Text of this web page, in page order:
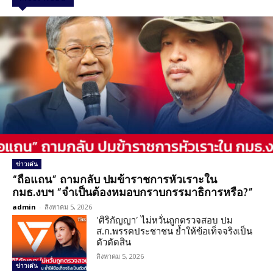
ข่าวเด่น
“ถือแถน” ถามกลับ ปมข้าราชการหัวเราะใน
กมธ.งบฯ “จำเป็นต้องหมอบกราบกรรมาธิการหรือ?”
admin - สิงหาคม 5, 2026
ข่าวเด่น
‘ศิริกัญญา’ ไม่หวั่นถูกตรวจสอบ ปม
ส.ก.พรรคประชาชน ย้ำให้ข้อเท็จจริงเป็น
ตัวตัดสิน
สิงหาคม 5, 2026